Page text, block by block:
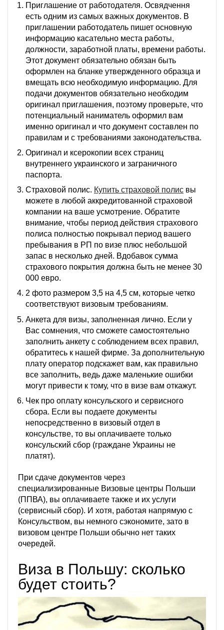
Приглашение от работодателя. Освядчення
есть одним из самых важных документов. В
приглашении работодатель пишет основную
информацию касательно места работы,
должности, заработной платы, времени работы.
Этот документ обязательно обязан быть
оформлен на бланке утвержденного образца и
вмещать всю необходимую информацию. Для
подачи документов обязательно необходим
оригинал приглашения, поэтому проверьте, что
потенциальный наниматель оформил вам
именно оригинал и что документ составлен по
правилам и с требованиями законодательства.
Оригинал и ксерокопии всех страниц
внутреннего украинского и заграничного
паспорта.
Страховой полис. Купить страховой полис вы
можете в любой аккредитованной страховой
компании на ваше усмотрение. Обратите
внимание, чтобы период действия страхового
полиса полностью покрывал период вашего
пребывания в РП по визе плюс небольшой
запас в несколько дней. Вдобавок сумма
страхового покрытия должна быть не менее 30
000 евро.
2 фото размером 3,5 на 4,5 см, которые четко
соответствуют визовым требованиям.
Анкета для визы, заполненная лично. Если у
Вас сомнения, что сможете самостоятельно
заполнить анкету с соблюдением всех правил,
обратитесь к нашей фирме. За дополнительную
плату оператор подскажет вам, как правильно
все заполнить, ведь даже маленькие ошибки
могут привести к тому, что в визе вам откажут.
Чек про оплату консульского и сервисного
сбора. Если вы подаете документы
непосредственно в визовый отдел в
консульстве, то вы оплачиваете только
консульский сбор (граждане Украины не
платят).
При сдаче документов через
специализированные Визовые центры Польши
(ППВА), вы оплачиваете также и их услуги
(сервисный сбор). И хотя, работая напрямую с
Консульством, вы немного сэкономите, зато в
визовом центре Польши обычно нет таких
очередей.
Виза в Польшу: сколько
будет стоить?